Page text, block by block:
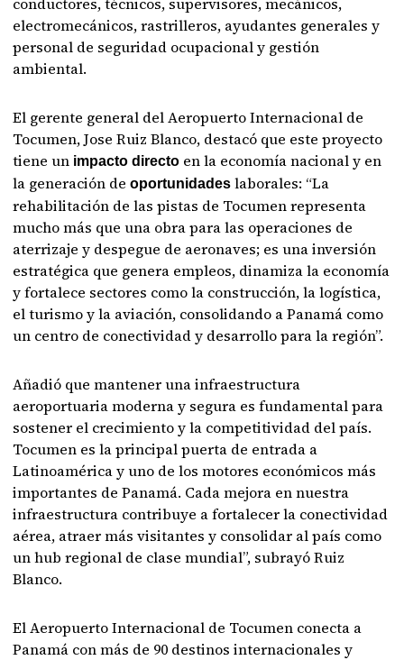
electromecánicos, rastrilleros, ayudantes generales y
personal de seguridad ocupacional y gestión
ambiental.
El gerente general del Aeropuerto Internacional de
Tocumen, Jose Ruiz Blanco, destacó que este proyecto
tiene un impacto directo en la economía nacional y en
la generación deoportunidades laborales: “La
rehabilitación de las pistas de Tocumen representa
mucho más que una obra para las operaciones de
aterrizaje y despegue de aeronaves; es una inversión
estratégica que genera empleos, dinamiza la economía
y fortalece sectores como la construcción, la logística,
el turismo y la aviación, consolidando a Panamá como
un centro de conectividad y desarrollo para la región”.
Añadió que mantener una infraestructura
aeroportuaria moderna y segura es fundamental para
sostener el crecimiento y la competitividad del país.
Tocumen es la principal puerta de entrada a
Latinoamérica y uno de los motores económicos más
importantes de Panamá. Cada mejora en nuestra
infraestructura contribuye a fortalecer la conectividad
aérea, atraer más visitantes y consolidar al país como
un hub regional de clase mundial”, subrayó Ruiz
Blanco.
El Aeropuerto Internacional de Tocumen conecta a
Panamá con más de 90 destinos internacionales y